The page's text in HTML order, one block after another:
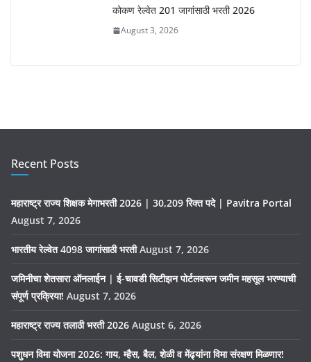
कोकण रेल्वेत 201 जागांसाठी भरती 2026
August 3, 2026
Recent Posts
महाराष्ट्र राज्य शिक्षक मेगाभरती 2026 | 30,209 रिक्त पदे | Pavitra Portal
August 7, 2026
भारतीय रेल्वेत 4098 जागांसाठी भरती August 7, 2026
जमिनीचा शेतसारा ऑनलाईन | ई-चावडी सिटीझन पोर्टलवरून जमीन महसूल भरण्याची
संपूर्ण प्रक्रिया! August 7, 2026
महाराष्ट्र राज्य तलाठी भरती 2026 August 6, 2026
पशुधन विमा योजना 2026: गाय, म्हैस, बैल, शेळी व मेंढ्यांना विमा संरक्षण मिळणार!